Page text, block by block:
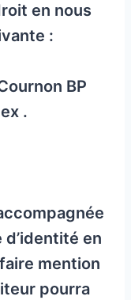
en nous
:
BP
.
en
mention
pourra